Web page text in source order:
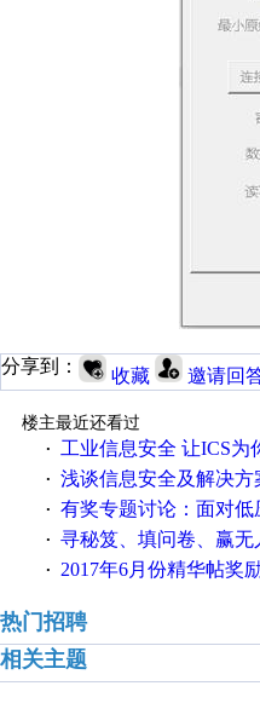
分享到： 收藏 邀请回
楼主最近还看过
·
工业信息安全 让ICS为
· 浅谈信息安全及解决方
· 有奖专题讨论：面对低压变频故障，老手
· 寻秘笈、填问卷、赢无
· 2017年6月份精华帖奖
热门招聘
相关主题